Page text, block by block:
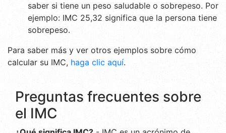
saber si tiene un peso saludable o sobrepeso. Por
ejemplo: IMC 25,32 significa que la persona tiene
sobrepeso.
Para saber más y ver otros ejemplos sobre cómo
calcular su IMC, haga clic aquí.
Preguntas frecuentes sobre
el IMC